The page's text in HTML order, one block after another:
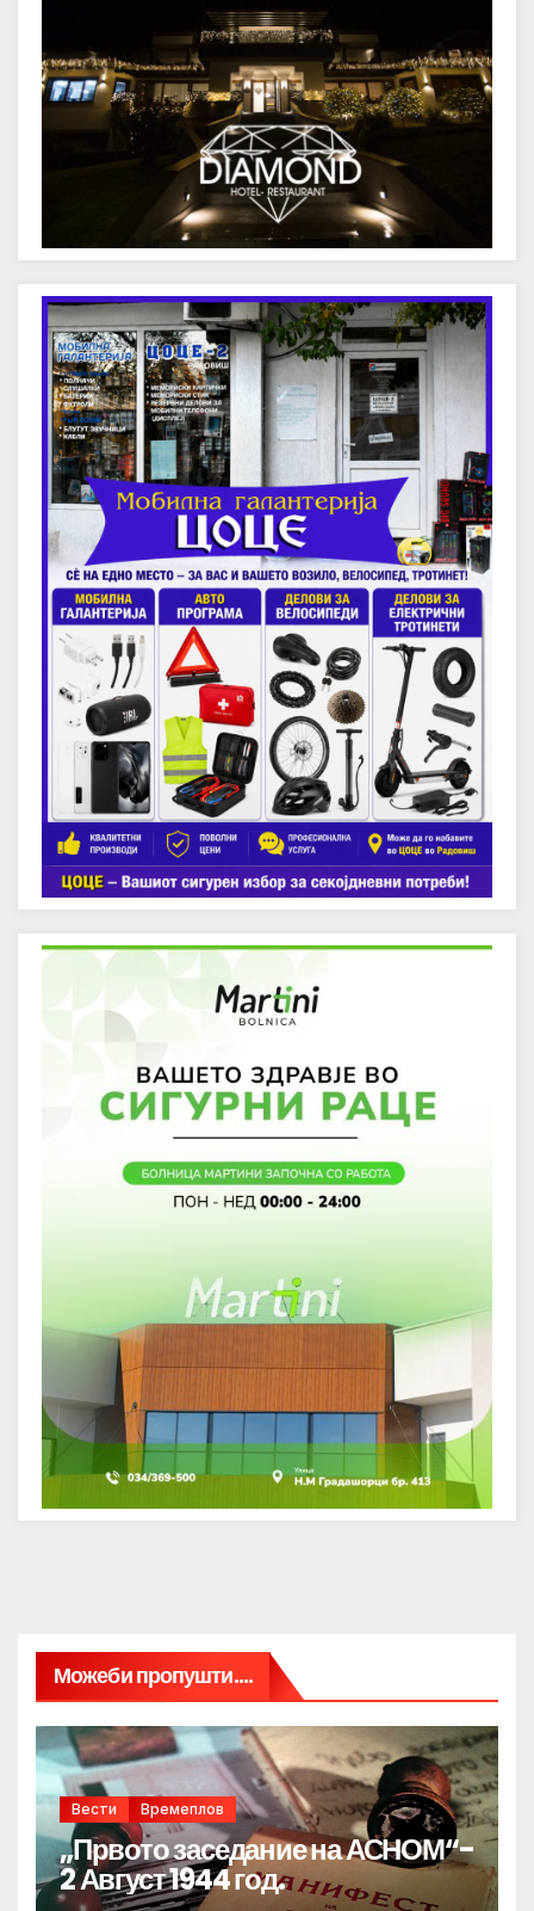
Можеби пропушти....
Вести Времеплов
„Првото заседание на АСНОМ“-
2 Август 1944 год.